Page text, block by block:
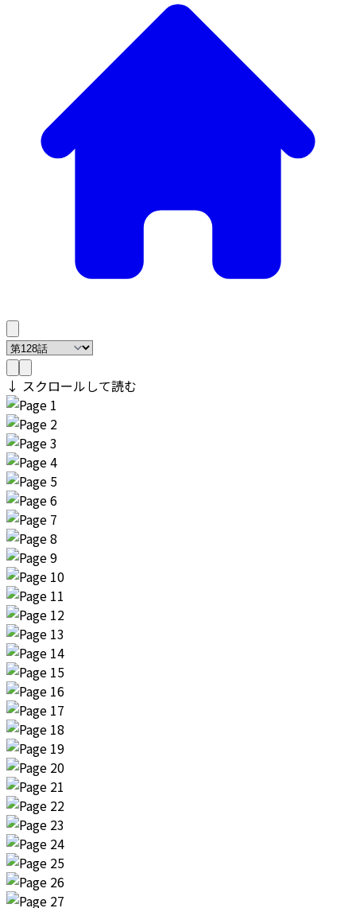
↓ スクロールして読む